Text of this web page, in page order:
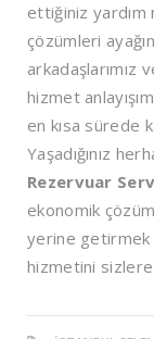
ettiğiniz
çözümleri
arkadaşlarımız
hizmet
en kısa sürede
Yaşadığınız
Rezervuar
ekonomik
yerine getirmek
hizmetini